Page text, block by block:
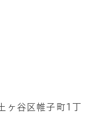
ヶ谷区帷子町1丁